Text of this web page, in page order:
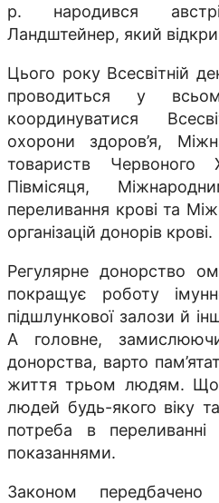
р. народився
Ландштейнер, який
Цього року Всесвітній
проводиться у
координуватися
охорони здоров’я,
товариств Червоного
Півмісяця,
переливання крові та
організацій донорів крові.
Регулярне донорство
покращує роботу
підшлункової залози й
А головне,
донорства, варто
життя трьом людям.
людей будь-якого віку
потреба в
показаннями.
Законом передбачено